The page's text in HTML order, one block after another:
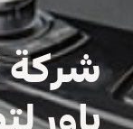
شركة
باور